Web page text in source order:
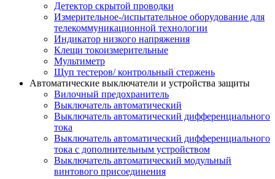
Детектор скрытой проводки
Измерительное-/испытательное оборудование для
телекоммуникационной технологии
Индикатор низкого напряжения
Клещи токоизмерительные
Мультиметр
Щуп тестеров/ контрольный стержень
Автоматические выключатели и устройства защиты
Вилочный предохранитель
Выключатель автоматический
Выключатель автоматический дифференциального
тока
Выключатель автоматический дифференциального
тока с дополнительным устройством
Выключатель автоматический модульный
винтового присоединения